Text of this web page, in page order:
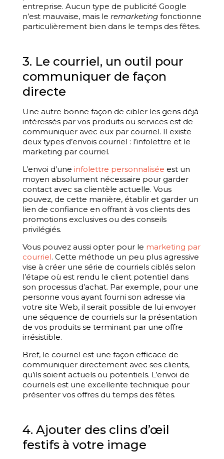
entreprise. Aucun type de publicité Google
n’est mauvaise, mais le remarketing fonctionne
particulièrement bien dans le temps des fêtes.
3. Le courriel, un outil pour
communiquer de façon
directe
Une autre bonne façon de cibler les gens déjà
intéressés par vos produits ou services est de
communiquer avec eux par courriel. Il existe
deux types d’envois courriel : l’infolettre et le
marketing par courriel.
L’envoi d’une infolettre personnalisée est un
moyen absolument nécessaire pour garder
contact avec sa clientèle actuelle. Vous
pouvez, de cette manière, établir et garder un
lien de confiance en offrant à vos clients des
promotions exclusives ou des conseils
privilégiés.
Vous pouvez aussi opter pour le marketing par
courriel. Cette méthode un peu plus agressive
vise à créer une série de courriels ciblés selon
l’étape où est rendu le client potentiel dans
son processus d’achat. Par exemple, pour une
personne vous ayant fourni son adresse via
votre site Web, il serait possible de lui envoyer
une séquence de courriels sur la présentation
de vos produits se terminant par une offre
irrésistible.
Bref, le courriel est une façon efficace de
communiquer directement avec ses clients,
qu’ils soient actuels ou potentiels. L’envoi de
courriels est une excellente technique pour
présenter vos offres du temps des fêtes.
4. Ajouter des clins d’œil
festifs à votre image